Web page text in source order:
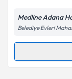
Kişisel
Metni
Medline Adana
Belediye Evleri
Randevu